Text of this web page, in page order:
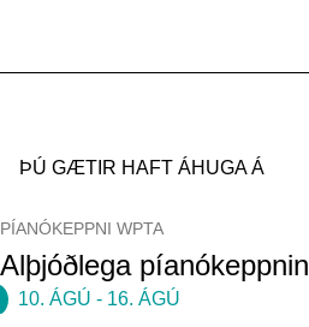
ÞÚ GÆTIR HAFT ÁHUGA Á
PÍANÓKEPPNI WPTA
Alþjóðlega píanókeppnin
10. ÁGÚ - 16. ÁGÚ